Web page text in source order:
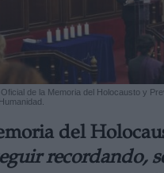
de la Memoria del Holocausto y
del
recordando,